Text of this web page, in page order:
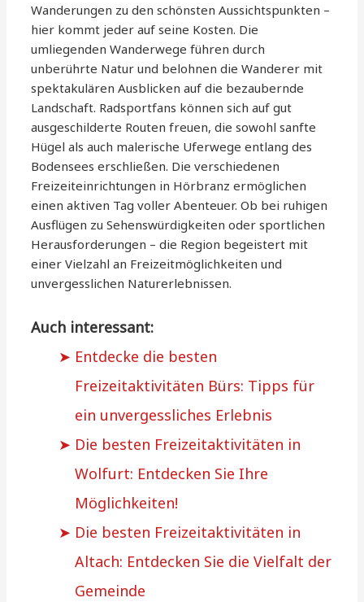
Wanderungen zu den schönsten Aussichtspunkten –
hier kommt jeder auf seine Kosten. Die
umliegenden Wanderwege führen durch
unberührte Natur und belohnen die Wanderer mit
spektakulären Ausblicken auf die bezaubernde
Landschaft. Radsportfans können sich auf gut
ausgeschilderte Routen freuen, die sowohl sanfte
Hügel als auch malerische Uferwege entlang des
Bodensees erschließen. Die verschiedenen
Freizeiteinrichtungen in Hörbranz ermöglichen
einen aktiven Tag voller Abenteuer. Ob bei ruhigen
Ausflügen zu Sehenswürdigkeiten oder sportlichen
Herausforderungen – die Region begeistert mit
einer Vielzahl an Freizeitmöglichkeiten und
unvergesslichen Naturerlebnissen.
Auch interessant:
Entdecke die besten
Freizeitaktivitäten Bürs: Tipps für
ein unvergessliches Erlebnis
Die besten Freizeitaktivitäten in
Wolfurt: Entdecken Sie Ihre
Möglichkeiten!
Die besten Freizeitaktivitäten in
Altach: Entdecken Sie die Vielfalt der
Gemeinde